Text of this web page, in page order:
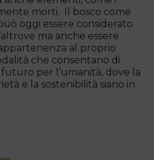
morti. Il bosco come
oggi essere considerato
ma anche essere
al proprio
che consentano di
per l’umanità, dove la
e la sostenibilità siano in